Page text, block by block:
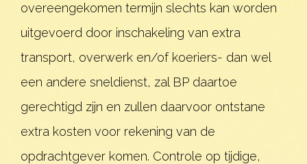
overeengekomen termijn slechts kan worden
uitgevoerd door inschakeling van extra
transport, overwerk en/of koeriers- dan wel
een andere sneldienst, zal BP daartoe
gerechtigd zijn en zullen daarvoor ontstane
extra kosten voor rekening van de
opdrachtgever komen. Controle op tijdige,